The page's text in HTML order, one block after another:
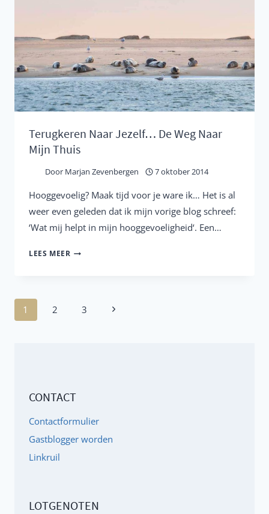
MEE!
Terugkeren Naar Jezelf… De Weg Naar
Mijn Thuis
Door Marjan Zevenbergen 7 oktober 2014
Hooggevoelig? Maak tijd voor je ware ik… Het is al
weer even geleden dat ik mijn vorige blog schreef:
‘Wat mij helpt in mijn hooggevoeligheid‘. Een…
LEES MEER TERUGKEREN
Paginanavigatie
1 2 3
Volgende
CONTACT
Contactformulier
Gastblogger worden
Linkruil
LOTGENOTEN